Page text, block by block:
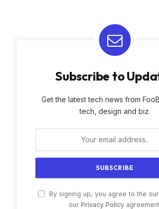
Subscribe to
Get the latest tech news from
tech, design and biz.
By signing up, you agree to the
our Privacy Policy